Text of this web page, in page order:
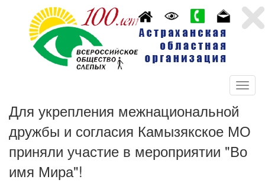
Для укрепления межнациональной
дружбы и согласия Камызякское МО
приняли участие в мероприятии "Во
имя Мира"!